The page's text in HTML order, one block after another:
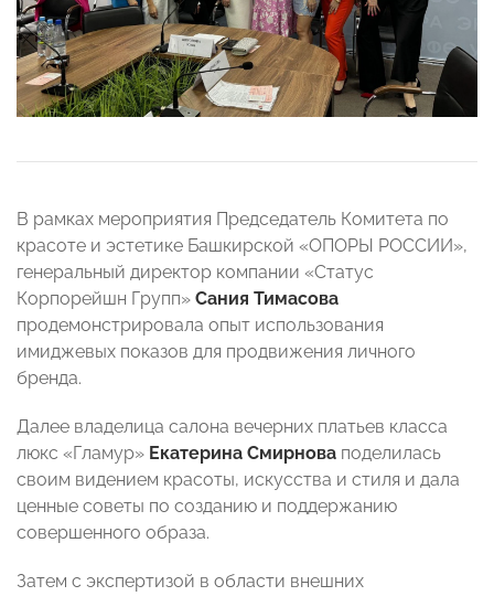
В рамках мероприятия Председатель Комитета по
красоте и эстетике Башкирской «ОПОРЫ РОССИИ»,
генеральный директор компании «Статус
Корпорейшн Групп» Сания Тимасова
продемонстрировала опыт использования
имиджевых показов для продвижения личного
бренда.
Далее владелица салона вечерних платьев класса
люкс «Гламур» Екатерина Смирнова поделилась
своим видением красоты, искусства и стиля и дала
ценные советы по созданию и поддержанию
совершенного образа.
Затем с экспертизой в области внешних